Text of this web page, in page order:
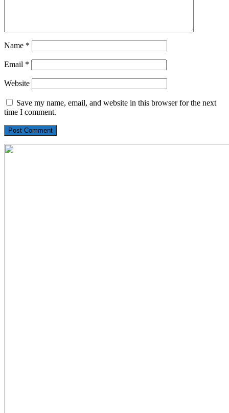
Name *
Email *
Website
Save my name, email, and website in this browser for the next
time I comment.